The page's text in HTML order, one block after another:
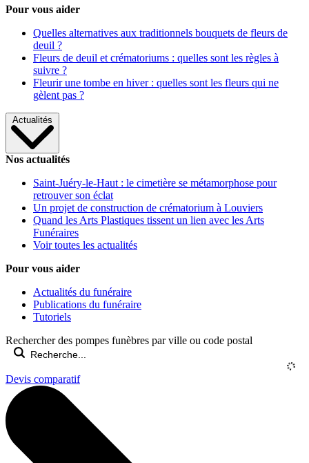
Pour vous aider
Quelles alternatives aux traditionnels bouquets de fleurs de
deuil ?
Fleurs de deuil et crématoriums : quelles sont les règles à
suivre ?
Fleurir une tombe en hiver : quelles sont les fleurs qui ne
gèlent pas ?
Actualités
Nos actualités
Saint-Juéry-le-Haut : le cimetière se métamorphose pour
retrouver son éclat
Un projet de construction de crématorium à Louviers
Quand les Arts Plastiques tissent un lien avec les Arts
Funéraires
Voir toutes les actualités
Pour vous aider
Actualités du funéraire
Publications du funéraire
Tutoriels
Rechercher des pompes funèbres par ville ou code postal
Devis comparatif